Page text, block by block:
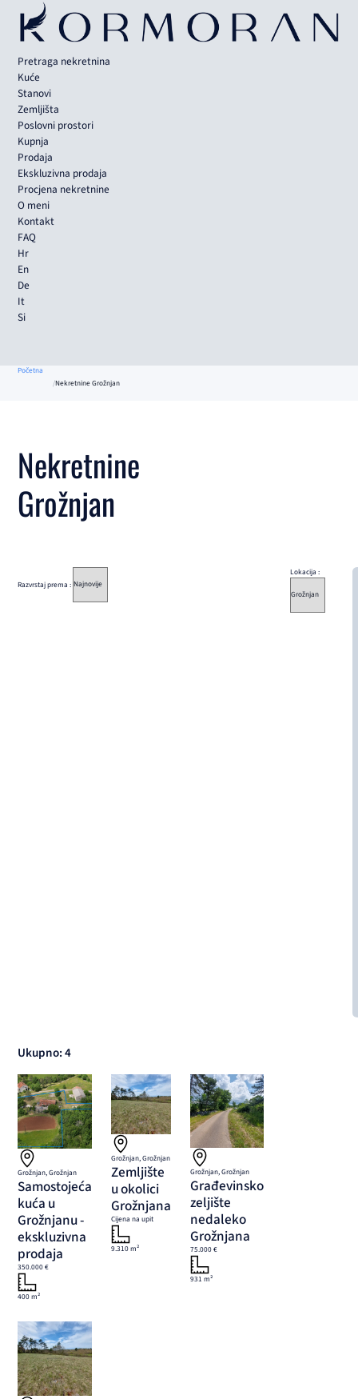
Pretraga nekretnina
Kuće
Stanovi
Zemljišta
Poslovni prostori
Kupnja
Prodaja
Ekskluzivna prodaja
Procjena nekretnine
O meni
Kontakt
FAQ
Hr
En
De
It
Si
Početna
Nekretnine Grožnjan
Nekretnine
Grožnjan
Razvrstaj prema :
Lokacija :
Ukupno: 4
Grožnjan, Grožnjan
Samostojeća
kuća u
Grožnjanu -
ekskluzivna
prodaja
350.000 €
400 m²
Grožnjan, Grožnjan
Zemljište
u okolici
Grožnjana
Cijena na upit
9.310 m²
Grožnjan, Grožnjan
Građevinsko
zeljište
nedaleko
Grožnjana
75.000 €
931 m²